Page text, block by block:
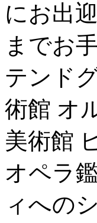
にお出
までお
テンド
術館 オ
美術館
オペラ
ィへの